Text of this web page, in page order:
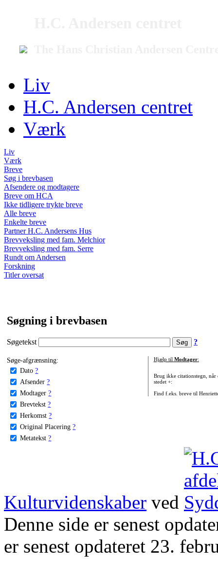
Liv
H.C. Andersen centret
Værk
Liv
Værk
Breve
Søg i brevbasen
Afsendere og modtagere
Breve om HCA
Ikke tidligere trykte breve
Alle breve
Enkelte breve
Partner H.C. Andersens Hus
Brevveksling med fam. Melchior
Brevveksling med fam. Serre
Rundt om Andersen
Forskning
Titler oversat
Søgning i brevbasen
Søgetekst ?
Søge-afgrænsning:
Dato ?
Afsender ?
Modtager ?
Brevtekst ?
Herkomst ?
Original Placering ?
Metatekst ?
Hjælp til Modtager:
Brug ikke citationstegn, når
stedet +:
Find f.eks. breve til
Kulturvidenskaber ved
Denne side er senest
er senest opdateret 23.